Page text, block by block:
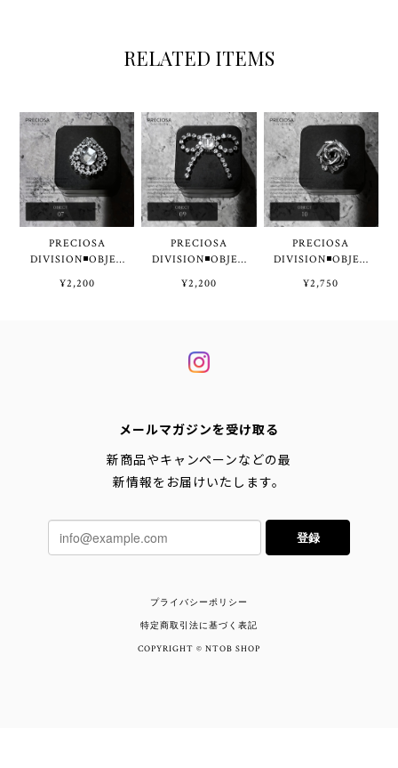
RELATED ITEMS
PRECIOSA
DIVISION◾OBJEC
¥2,200
PRECIOSA
DIVISION◾OBJEC
¥2,200
PRECIOSA
DIVISION◾OBJEC
¥2,750
メールマガジンを受け取る
新商品やキャンペーンなどの最
新情報をお届けいたします。
登録
プライバシーポリシー
特定商取引法に基づく表記
COPYRIGHT © NTOB SHOP